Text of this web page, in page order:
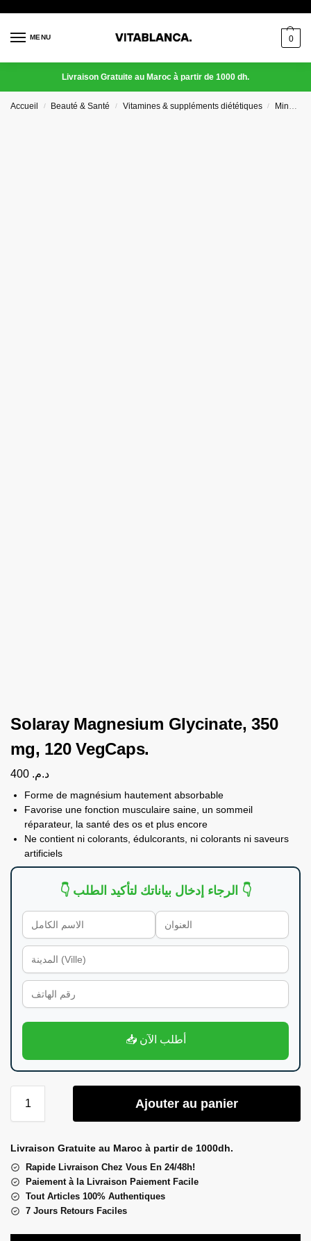
MENU 0
Livraison Gratuite au Maroc à partir de 1000 dh.
Accueil / Beauté & Santé / Vitamines & suppléments diététiques / Minéraux
Solaray Magnesium Glycinate, 350
mg, 120 VegCaps.
د.م.
Forme de magnésium hautement absorbable
Favorise une fonction musculaire saine, un sommeil
réparateur, la santé des os et plus encore
Ne contient ni colorants, édulcorants, ni colorants ni saveurs
artificiels
👇 الرجاء إدخال بياناتك لتأكيد الطلب 👇
📥 أطلب الآن
Ajouter au panier
Livraison Gratuite au Maroc à partir de 1000dh.
Rapide Livraison Chez Vous En 24/48h!
Paiement à la Livraison Paiement Facile
Tout Articles 100% Authentiques
7 Jours Retours Faciles